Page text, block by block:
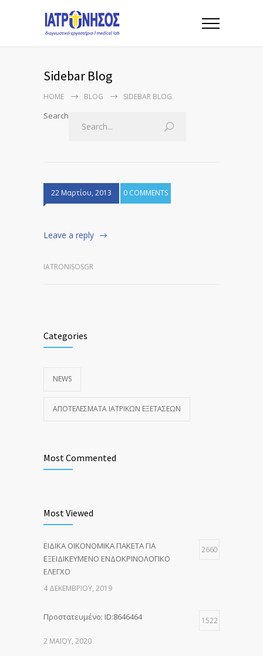
Sidebar Blog
HOME BLOG SIDEBAR BLOG
Search
22 Μαρτίου, 2013 0 COMMENTS
Leave a reply
IATRONISOSGR
Categories
NEWS
ΑΠΟΤΕΛΈΣΜΑΤΑ ΙΑΤΡΙΚΏΝ ΕΞΕΤΆΣΕΩΝ
Most Commented
Most Viewed
ΕΙΔΙΚΑ ΟΙΚΟΝΟΜΙΚΑ ΠΑΚΕΤΑ ΓΙΑ
ΕΞΕΙΔΙΚΕΥΜΕΝΟ ΕΝΔΟΚΡΙΝΟΛΟΓΙΚΟ
ΕΛΕΓΧΟ
2660
4 ΔΕΚΕΜΒΡΊΟΥ, 2019
Πρoστατευμένο: ID:8646464 1522
2 ΜΑΪ́ΟΥ, 2020